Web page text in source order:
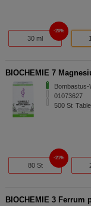
30 ml
20%
BIOCHEMIE 7
Bombastus-
01073627
500 St
80 St
21%
BIOCHEMIE 3 Ferrum